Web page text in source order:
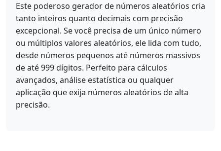
Este poderoso gerador de números aleatórios cria
tanto inteiros quanto decimais com precisão
excepcional. Se você precisa de um único número
ou múltiplos valores aleatórios, ele lida com tudo,
desde números pequenos até números massivos
de até 999 dígitos. Perfeito para cálculos
avançados, análise estatística ou qualquer
aplicação que exija números aleatórios de alta
precisão.